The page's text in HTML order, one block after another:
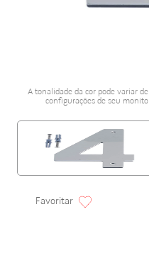
A tonalidade da cor pode variar
configurações de seu